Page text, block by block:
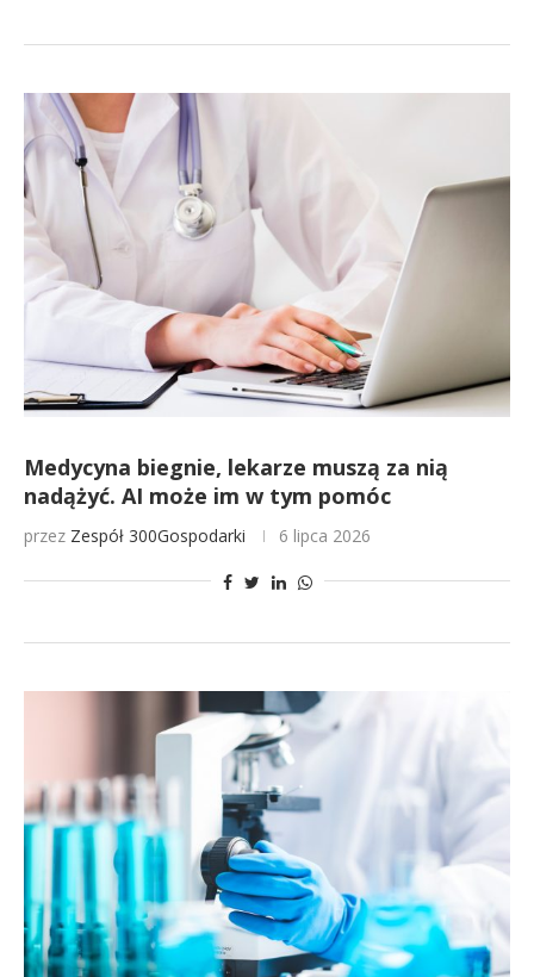
Medycyna biegnie, lekarze muszą za nią
nadążyć. AI może im w tym pomóc
przez Zespół 300Gospodarki 6 lipca 2026